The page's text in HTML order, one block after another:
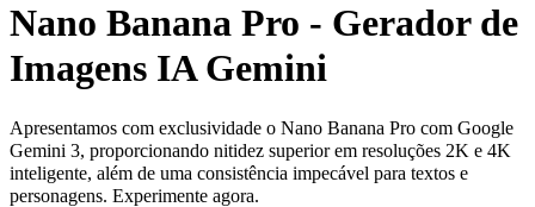
Nano Banana Pro - Gerador de
Imagens IA Gemini
Apresentamos com exclusividade o Nano Banana Pro com Google
Gemini 3, proporcionando nitidez superior em resoluções 2K e 4K
inteligente, além de uma consistência impecável para textos e
personagens. Experimente agora.